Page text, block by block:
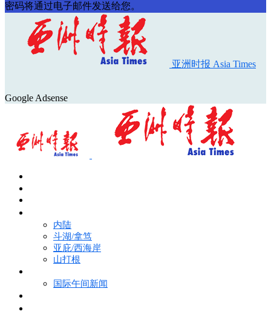
密码将通过电子邮件发送给您。
亚洲时报 Asia Times
Google Adsense
内陆
斗湖/拿笃
亚庇/西海岸
山打根
国际午间新闻